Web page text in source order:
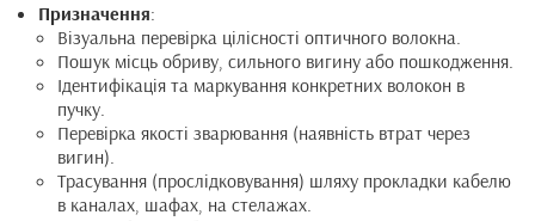
Призначення:
Візуальна перевірка цілісності оптичного волокна.
Пошук місць обриву, сильного вигину або пошкодження.
Ідентифікація та маркування конкретних волокон в
пучку.
Перевірка якості зварювання (наявність втрат через
вигин).
Трасування (прослідковування) шляху прокладки кабелю
в каналах, шафах, на стелажах.